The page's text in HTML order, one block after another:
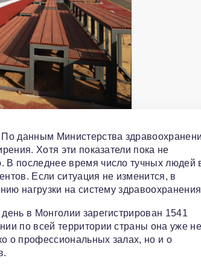
По данным Министерства
Хотя эти показатели пока не
последнее время число тучных людей
Если ситуация не изменится, в
нагрузки на систему
в Монголии зарегистрирован 1541
по всей территории страны она уже не
о профессиональных залах, но и о